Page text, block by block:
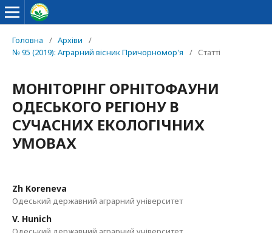
Головна / Архіви
/
№ 95 (2019): Аграрний вісник Причорномор'я
/ Статті
МОНІТОРІНГ ОРНІТОФАУНИ
ОДЕСЬКОГО РЕГІОНУ В
СУЧАСНИХ ЕКОЛОГІЧНИХ
УМОВАХ
Zh Koreneva
Одеський державний аграрний університет
V. Hunich